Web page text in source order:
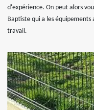
d'expérience. On peut alors
Baptiste qui a les
travail.